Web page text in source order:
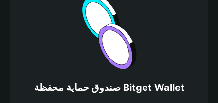
صندوق حماية محفظة Bitget Wallet